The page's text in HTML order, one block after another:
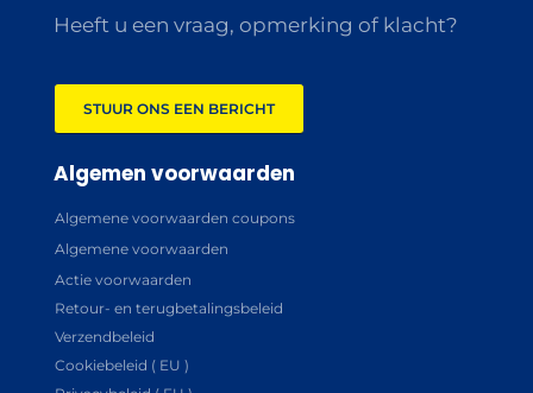
Heeft u een vraag, opmerking of klacht?
STUUR ONS EEN BERICHT
Algemen voorwaarden
Algemene voorwaarden coupons
Algemene voorwaarden
Actie voorwaarden
Retour- en terugbetalingsbeleid
Verzendbeleid
Cookiebeleid ( EU )